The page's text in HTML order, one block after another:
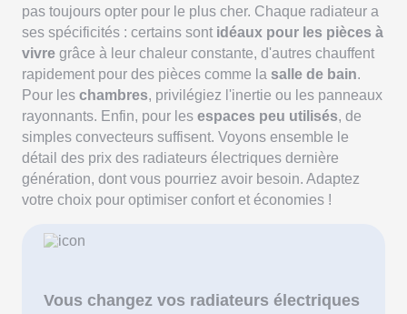
pas toujours opter pour le plus cher. Chaque radiateur a
ses spécificités : certains sont idéaux pour les pièces à
vivre grâce à leur chaleur constante, d'autres chauffent
rapidement pour des pièces comme la salle de bain.
Pour les chambres, privilégiez l'inertie ou les panneaux
rayonnants. Enfin, pour les espaces peu utilisés, de
simples convecteurs suffisent. Voyons ensemble le
détail des prix des radiateurs électriques dernière
génération, dont vous pourriez avoir besoin. Adaptez
votre choix pour optimiser confort et économies !
Vous changez vos radiateurs électriques